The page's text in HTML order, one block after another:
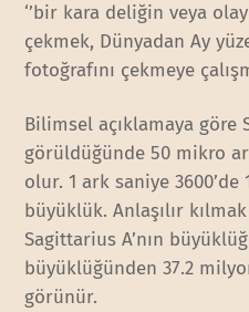
‘’bir kara deliğin veya
çekmek, Dünyadan Ay
fotoğrafını çekmeye
Bilimsel açıklamaya göre
görüldüğünde 50 mikro
olur. 1 ark saniye
büyüklük. Anlaşılır
Sagittarius A’nın
büyüklüğünden 37.2
görünür.